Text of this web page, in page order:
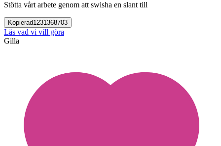
Stötta vårt arbete genom att swisha en slant till
Kopierad1231368703
Läs vad vi vill göra
Gilla